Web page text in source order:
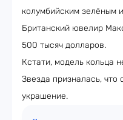
колумбийским зелёным
Британский ювелир
500 тысяч долларов.
Кстати, модель кольца
Звезда призналась,
украшение.